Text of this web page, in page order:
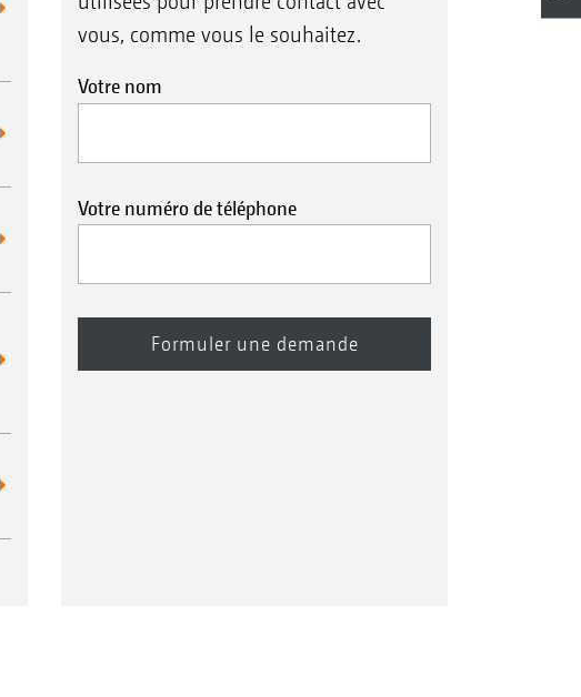
vous, comme vous le souhaitez.
Votre nom
Votre numéro de téléphone